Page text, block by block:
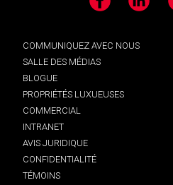
Facebook LinkedIn
COMMUNIQUEZ AVEC NOUS
SALLE DES MÉDIAS
BLOGUE
PROPRIÉTÉS LUXUEUSES
COMMERCIAL
INTRANET
AVIS JURIDIQUE
CONFIDENTIALITÉ
TÉMOINS